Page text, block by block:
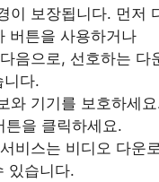
이 보장됩니다. 먼저
버튼을 사용하거나
음으로, 선호하는 다
니다.
기기를 보호하세
튼을 클릭하세요.
비스는 비디오 다운
있습니다.